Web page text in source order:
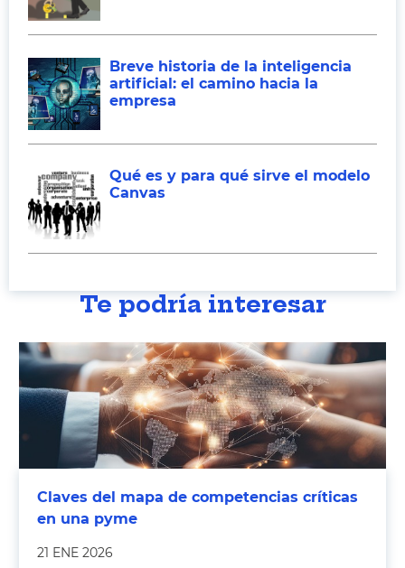
Breve historia de la inteligencia
artificial: el camino hacia la
empresa
Qué es y para qué sirve el modelo
Canvas
Te podría interesar
Claves del mapa de competencias críticas
en una pyme
21 ENE 2026